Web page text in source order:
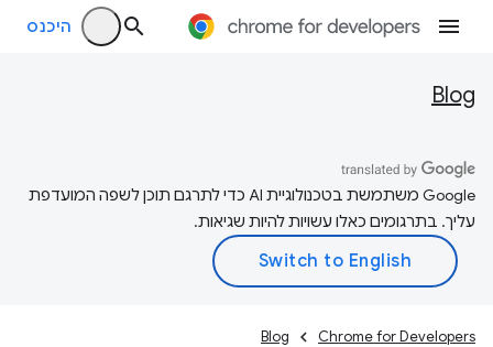
היכנס
Blog
‫Google משתמשת בטכנולוגיית AI כדי לתרגם תוכן לשפה המועדפת
עליך. בתרגומים כאלו עשויות להיות שגיאות.
Chrome for Developers
Blog